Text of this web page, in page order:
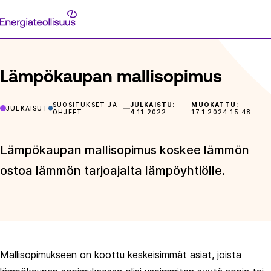
suoraan
Energiateollisuus
ETUSIVU
Lämpökaupan mallisopimus
JULKAISUT
SUOSITUKSET JA
OHJEET
JULKAISTU:
4.11.2022
MUOKATTU:
17.1.2024 15:48
Lämpökaupan mallisopimus koskee lämmön
ostoa lämmön tarjoajalta lämpöyhtiölle.
Mallisopimukseen on koottu keskeisimmät asiat, joista